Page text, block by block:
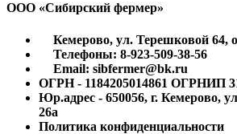
ООО «Сибирский фермер»
Кемерово, ул. Терешковой 64,
Телефоны: 8-923-509-38-56
Email: sibfermer@bk.ru
ОГРН - 1184205014861 ОГРНИП
Юр.адрес - 650056, г. Кемерово,
26а
Политика конфиденциальности